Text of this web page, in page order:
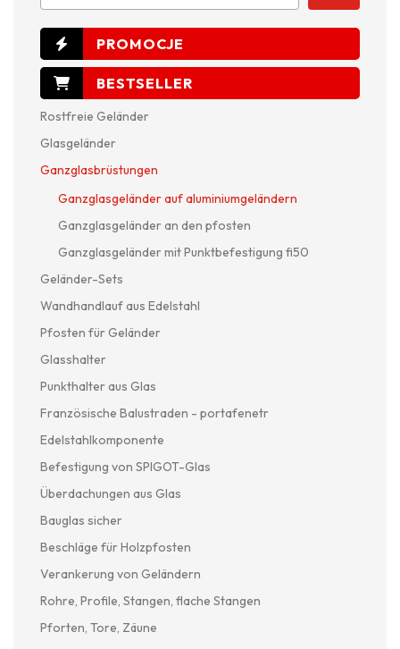
Rostfreie Geländer
Glasgeländer
Ganzglasbrüstungen
Ganzglasgeländer auf aluminiumgeländern
Ganzglasgeländer an den pfosten
Ganzglasgeländer mit Punktbefestigung fi50
Geländer-Sets
Wandhandlauf aus Edelstahl
Pfosten für Geländer
Glasshalter
Punkthalter aus Glas
Französische Balustraden - portafenetr
Edelstahlkomponente
Befestigung von SPIGOT-Glas
Überdachungen aus Glas
Bauglas sicher
Beschläge für Holzpfosten
Verankerung von Geländern
Rohre, Profile, Stangen, flache Stangen
Pforten, Tore, Zäune